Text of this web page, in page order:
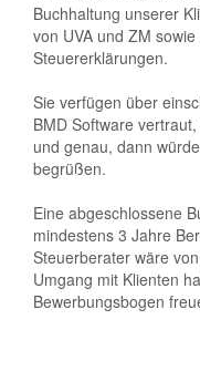
Buchhaltung unserer
von UVA und ZM
Steuererklärungen.
Sie verfügen über
BMD Software
und genau, dann
begrüßen.
Eine abgeschlossene
mindestens 3 Jahre
Steuerberater wäre
Umgang mit Klienten
Bewerbungsbogen